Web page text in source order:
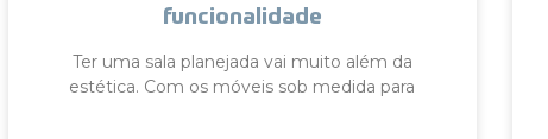
funcionalidade
Ter uma sala planejada vai muito além da
estética. Com os móveis sob medida para